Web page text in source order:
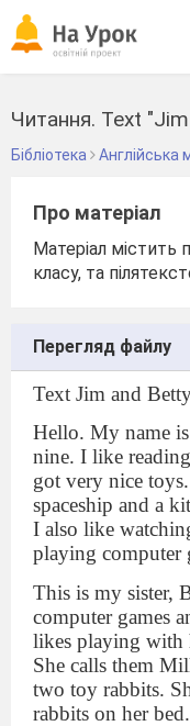
Читання. Text
Бібліотека Англійська
Про матеріал
Матеріал містить
класу, та
Перегляд файлу
Text Jim and
Hello. My name
nine. I like
got very nice
spaceship and a
I also like
playing computer
This is my sister,
computer games
likes playing with
She calls them
two toy rabbits.
rabbits on her bed.